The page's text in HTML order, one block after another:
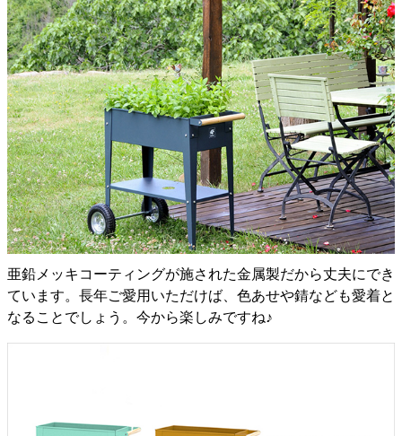
亜鉛メッキコーティングが施された金属製だから丈夫にでき
ています。長年ご愛用いただけば、色あせや錆なども愛着と
なることでしょう。今から楽しみですね♪